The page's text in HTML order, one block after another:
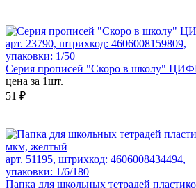
арт. 23790, штрихкод: 4606008159809,
упаковки: 1/50
Серия прописей "Скоро в школу"
цена за 1шт.
51 ₽
арт. 51195, штрихкод: 4606008434494,
упаковки: 1/6/180
Папка для школьных тетрадей